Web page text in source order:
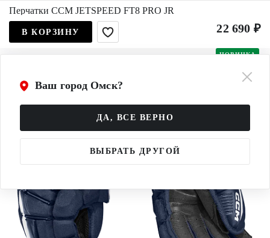
Ваш город Омск?
ДА, ВСЕ ВЕРНО
ВЫБРАТЬ ДРУГОЙ
НОВИНКА
Перчатки CCM JETSPEED FT8 PRO JR
22 690 ₽
В КОРЗИНУ